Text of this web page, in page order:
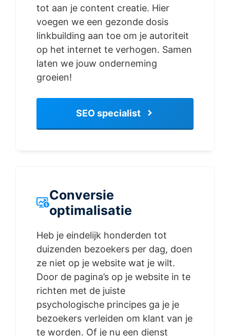
tot aan je content creatie. Hier
voegen we een gezonde dosis
linkbuilding aan toe om je autoriteit
op het internet te verhogen. Samen
laten we jouw onderneming
groeien!
SEO specialist
Conversie
optimalisatie
Heb je eindelijk honderden tot
duizenden bezoekers per dag, doen
ze niet op je website wat je wilt.
Door de pagina’s op je website in te
richten met de juiste
psychologische principes ga je je
bezoekers verleiden om klant van je
te worden. Of je nu een dienst